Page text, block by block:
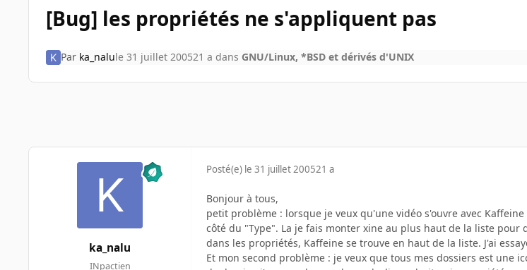
[Bug] les propriétés ne s'appliquent pas
Par ka_nalule 31 juillet 200521 a dans GNU/Linux, *BSD et dérivés d'UNIX
ka_nalu
INpactien
Posté(e) le 31 juillet 200521 a
Bonjour à tous,
petit problème : lorsque je veux qu'une vidéo s'ouvre avec
côté du "Type". La je fais monter xine au plus haut de la liste
dans les propriétés, Kaffeine se trouve en haut de la liste. J'ai
Et mon second problème : je veux que tous mes dossiers est une